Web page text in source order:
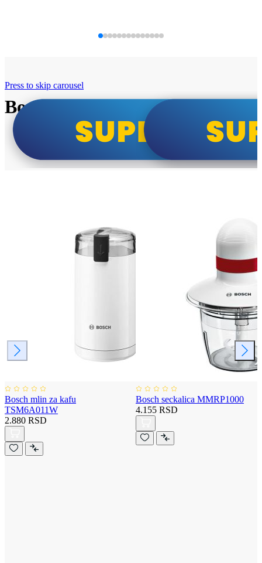
Bosch super cene
Press to skip carousel
Bosch mlin za kafu
TSM6A011W
2.880 RSD
Bosch seckalica MMRP1000
4.155 RSD